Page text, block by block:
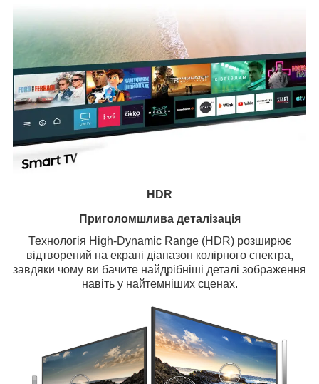
HDR
Приголомшлива деталізація
Технологія High-Dynamic Range (HDR) розширює
відтворений на екрані діапазон колірного спектра,
завдяки чому ви бачите найдрібніші деталі зображення
навіть у найтемніших сценах.